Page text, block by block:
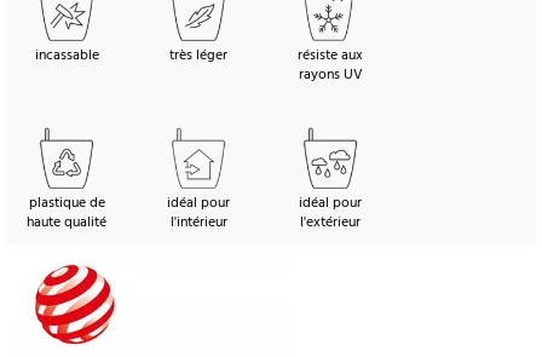
incassable très léger
résiste aux
rayons UV
plastique de
haute qualité
idéal pour
l'intérieur
idéal pour
l'extérieur